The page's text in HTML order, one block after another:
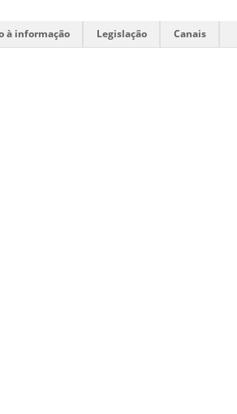
à informação Legislação Canais